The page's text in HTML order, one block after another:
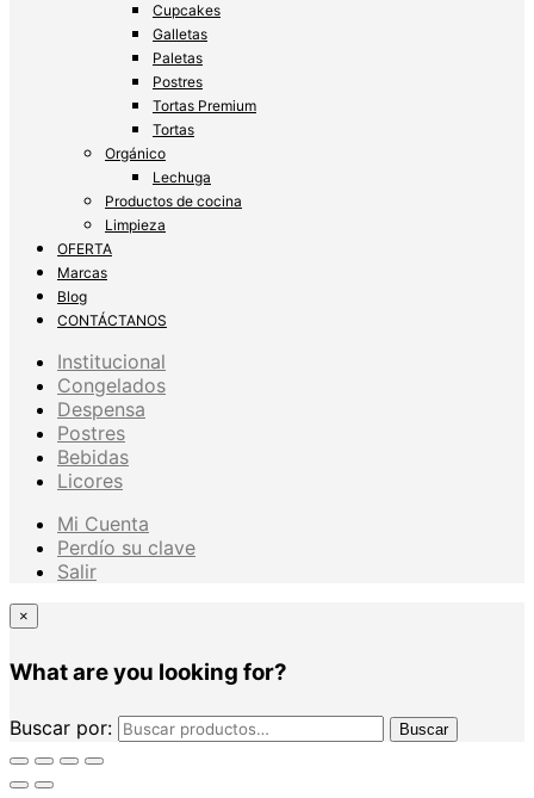
Cupcakes
Galletas
Paletas
Postres
Tortas Premium
Tortas
Orgánico
Lechuga
Productos de cocina
Limpieza
OFERTA
Marcas
Blog
CONTÁCTANOS
Institucional
Congelados
Despensa
Postres
Bebidas
Licores
Mi Cuenta
Perdío su clave
Salir
×
What are you looking for?
Buscar por: Buscar